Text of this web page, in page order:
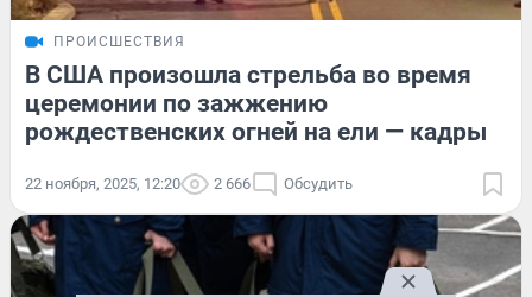
ПРОИСШЕСТВИЯ
В США произошла стрельба во время
церемонии по зажжению
рождественских огней на ели — кадры
22 ноября, 2025, 12:20 2 666 Обсудить